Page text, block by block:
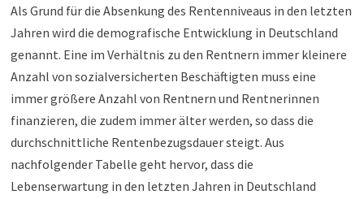
Als Grund für die Absenkung des Rentenniveaus in den letzten
Jahren wird die demografische Entwicklung in Deutschland
genannt. Eine im Verhältnis zu den Rentnern immer kleinere
Anzahl von sozialversicherten Beschäftigten muss eine
immer größere Anzahl von Rentnern und Rentnerinnen
finanzieren, die zudem immer älter werden, so dass die
durchschnittliche Rentenbezugsdauer steigt. Aus
nachfolgender Tabelle geht hervor, dass die
Lebenserwartung in den letzten Jahren in Deutschland